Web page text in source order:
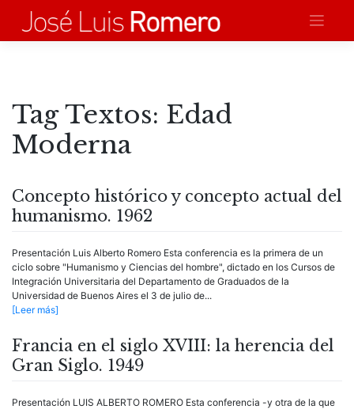
contenido
Tag Textos: Edad
Moderna
Concepto histórico y concepto actual del
humanismo. 1962
Presentación Luis Alberto Romero Esta conferencia es la primera de un
ciclo sobre "Humanismo y Ciencias del hombre", dictado en los Cursos de
Integración Universitaria del Departamento de Graduados de la
Universidad de Buenos Aires el 3 de julio de...
[Leer más]
Francia en el siglo XVIII: la herencia del
Gran Siglo. 1949
Presentación LUIS ALBERTO ROMERO Esta conferencia -y otra de la que